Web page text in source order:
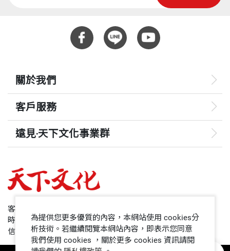
蟲屎
台灣魚木
雞屎藤
黃藤
栓皮櫟
車桑子
楝樹
黃杞
灣種子植物科屬誌』所採用的新分類方式。
和植物做朋友，其實並不難，只要多花點時間，蹲下
特徵，再運用野花及野果二書所介紹的
觀察主題來欣
賞與觀察，相信一定會有意想不到的發現，也期待藉
此讓大家更加領略植物的奧秘與美好。
重量 577
關於我們
客戶服務
遠見‧天下文化事業群
哈佛商業評論
領導影響力學院
客服專線：+886 2 2662-0012
時間：週一~週五9:00~12:30;13:30~17:00
信箱：service@cwgv.com.tw
為提供您更多優質的內容，本網站使用 cookies分
析技術。若繼續閱覽本網站內容，即表示您同意
我們使用 cookies ，關於更多 cookies 資訊請閱